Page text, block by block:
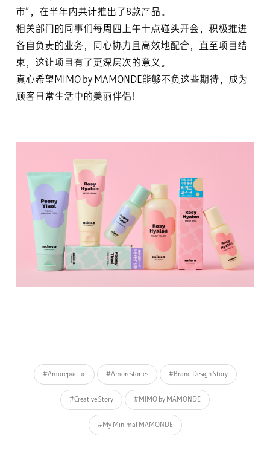
市”，在半年内共计推出了8款产品。
相关部门的同事们每周四上午十点碰头开会，积极推进
各自负责的业务，同心协力且高效地配合，直至项目结
束，这让项目有了更深层次的意义。
真心希望MIMO by MAMONDE能够不负这些期待，成为
顾客日常生活中的美丽伴侣！
#Amorepacific #Amorestories #Brand Design Story
#Creative Story #MIMO by MAMONDE
#My Minimal MAMONDE